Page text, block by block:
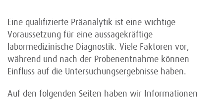
Eine qualifizierte Präanalytik ist eine wichtige
Voraussetzung für eine aussagekräftige
labormedizinische Diagnostik. Viele Faktoren vor,
während und nach der Probenentnahme können
Einfluss auf die Untersuchungsergebnisse haben.
Auf den folgenden Seiten haben wir Informationen